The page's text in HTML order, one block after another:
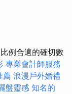
例合適的確切數
專業會計師服務
薦 浪漫戶外婚禮
盤靈感 知名的